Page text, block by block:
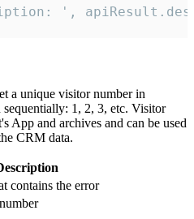
',
a unique visitor number in
1, 2, 3, etc. Visitor
App and archives and can be used
CRM data.
contains the error